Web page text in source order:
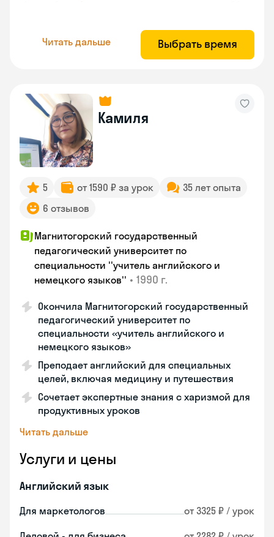
Читать дальше Выбрать время
Камиля
5 от 1590 ₽ за урок
35 лет опыта
6 отзывов
Магнитогорский государственный
педагогический университет по
специальности ''учитель английского и
немецкого языков'' • 1990 г.
Окончила Магнитогорский государственный
педагогический университет по
специальности «учитель английского и
немецкого языков»
Преподает английский для специальных
целей, включая медицину и путешествия
Сочетает экспертные знания с харизмой для
продуктивных уроков
Читать дальше
Услуги и цены
Английский язык
Для маркетологов от 3325 ₽ / урок